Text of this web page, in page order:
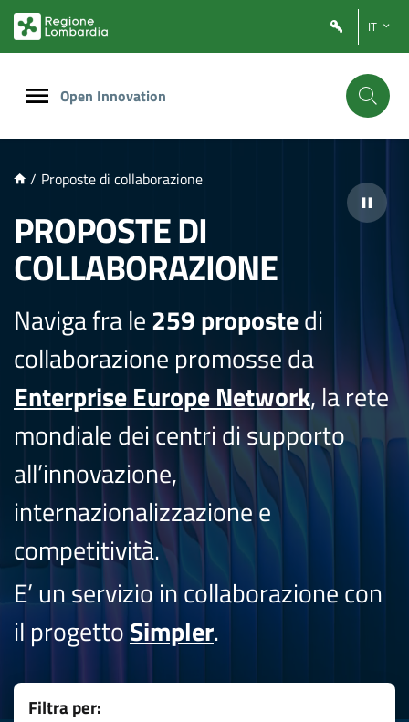
PRINCIPALE
IT
Open Innovation
/ Proposte di collaborazione
PROPOSTE DI
COLLABORAZIONE
Naviga fra le259 propostedi
collaborazione promosse da
Enterprise Europe Network, la rete
mondiale dei centri di supporto
all’innovazione,
internazionalizzazione e
competitività.
E’ un servizio in collaborazione con
il progettoSimpler.
Filtra per: